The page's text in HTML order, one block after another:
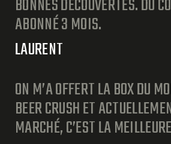
BONNES DÉCOUVERTES. DU
ABONNÉ 3 MOIS.
LAURENT
ON M’A OFFERT LA BOX DU
BEER CRUSH ET
MARCHÉ, C’EST LA MEILLEURE